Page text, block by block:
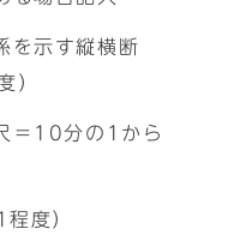
を示す縦横断
）
＝10分の1から
度）